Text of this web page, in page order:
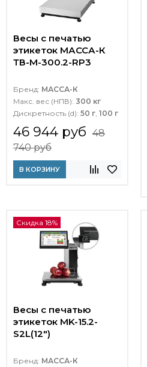
Весы с печатью
этикеток МАССА-К
ТВ-M-300.2-RP3
Бренд: МАССА-К
Макс. вес (НПВ): 300 кг
Дискретность (d): 50 г, 100 г
46 944 руб 48
740 руб
В КОРЗИНУ
Скидка 18%
Весы с печатью
этикеток MK-15.2-
S2L(12")
Бренд: МАССА-К